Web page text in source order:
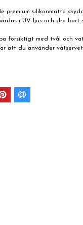
premium silikonmatta
i UV-ljus och dra bort
försiktigt med tvål och
att du använder